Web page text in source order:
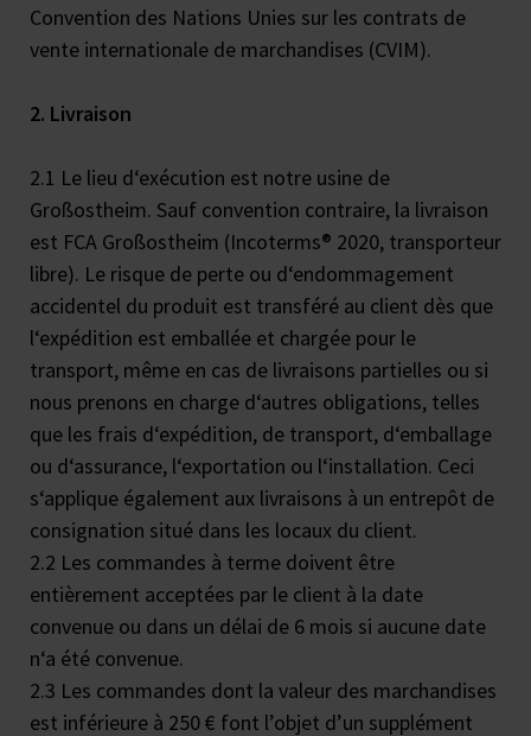
Convention des Nations Unies sur les contrats de
vente internationale de marchandises (CVIM).
2. Livraison
2.1 Le lieu d‘exécution est notre usine de
Großostheim. Sauf convention contraire, la livraison
est FCA Großostheim (Incoterms® 2020, transporteur
libre). Le risque de perte ou d‘endommagement
accidentel du produit est transféré au client dès que
l‘expédition est emballée et chargée pour le
transport, même en cas de livraisons partielles ou si
nous prenons en charge d‘autres obligations, telles
que les frais d‘expédition, de transport, d‘emballage
ou d‘assurance, l‘exportation ou l‘installation. Ceci
s‘applique également aux livraisons à un entrepôt de
consignation situé dans les locaux du client.
2.2 Les commandes à terme doivent être
entièrement acceptées par le client à la date
convenue ou dans un délai de 6 mois si aucune date
n‘a été convenue.
2.3 Les commandes dont la valeur des marchandises
est inférieure à 250 € font l’objet d’un supplément